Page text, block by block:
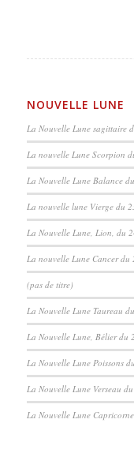
NOUVELLE LUNE
La Nouvelle Lune sagittaire
La nouvelle Lune Scorpion
La Nouvelle Lune Balance
La nouvelle lune Vierge du
La Nouvelle Lune, Lion, du
La nouvelle Lune Cancer
(pas de titre)
La Nouvelle Lune Taureau
La Nouvelle Lune, Bélier du
La Nouvelle Lune Poissons
La Nouvelle Lune Verseau
La Nouvelle Lune